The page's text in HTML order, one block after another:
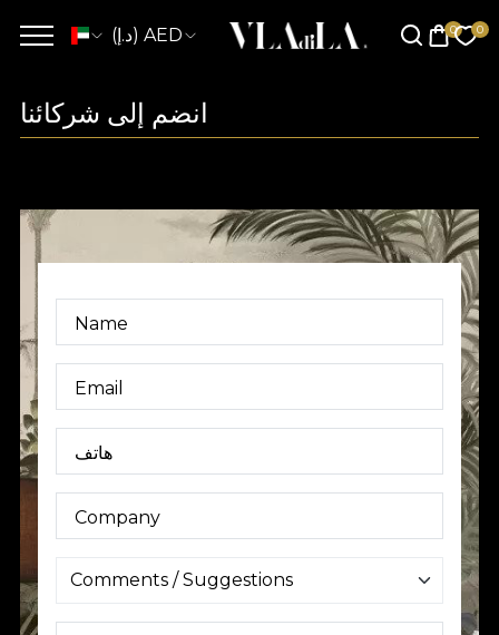
(د.إ) AED
انضم إلى شركائنا
Name
Email
هاتف
Company